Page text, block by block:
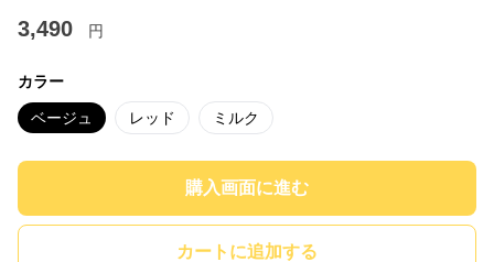
3,490 円
カラー
ベージュ レッド ミルク
購入画面に進む
カートに追加する